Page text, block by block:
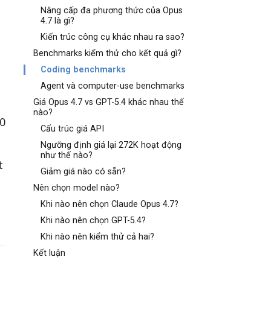
Nâng cấp đa phương thức của Opus
4.7 là gì?
Kiến trúc công cụ khác nhau ra sao?
Benchmarks kiểm thử cho kết quả gì?
Coding benchmarks
Agent và computer-use benchmarks
Giá Opus 4.7 vs GPT-5.4 khác nhau thế
nào?
Cấu trúc giá API
Ngưỡng định giá lại 272K hoạt động
như thế nào?
Giảm giá nào có sẵn?
Nên chọn model nào?
Khi nào nên chọn Claude Opus 4.7?
Khi nào nên chọn GPT-5.4?
Khi nào nên kiểm thử cả hai?
Kết luận